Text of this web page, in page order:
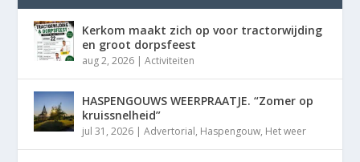
Kerkom maakt zich op voor tractorwijding
en groot dorpsfeest
aug 2, 2026 |Activiteiten
HASPENGOUWS WEERPRAATJE. “Zomer op
kruissnelheid”
jul 31, 2026 |Advertorial, Haspengouw, Het weer